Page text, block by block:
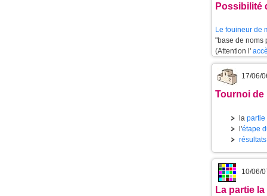
Possibilité
Le fouineur de
"base de noms
(Attention l'
17/06/
Tournoi de
la partie
l'étape
10/06/
La partie